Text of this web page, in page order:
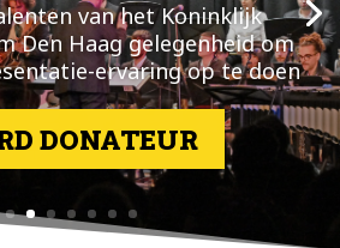
van het Koninklijk
Den Haag gelegenheid om
ervaring op te doen
DONATEUR